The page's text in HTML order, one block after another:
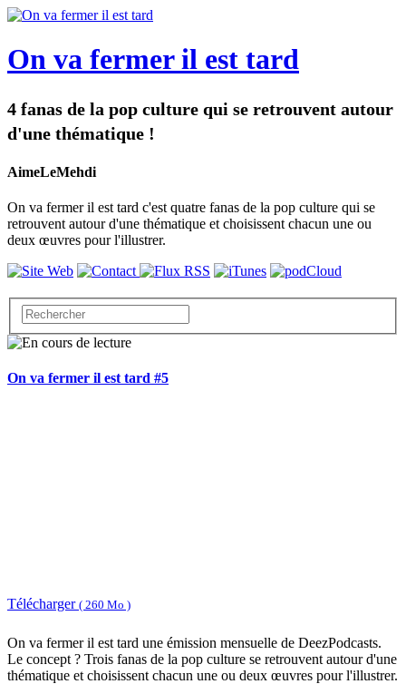
On va fermer il est tard
4 fanas de la pop culture qui se retrouvent autour
d'une thématique !
AimeLeMehdi
On va fermer il est tard c'est quatre fanas de la pop culture qui se
retrouvent autour d'une thématique et choisissent chacun une ou
deux œuvres pour l'illustrer.
On va fermer il est tard #5
Télécharger ( 260 Mo )
On va fermer il est tard une émission mensuelle de DeezPodcasts.
Le concept ? Trois fanas de la pop culture se retrouvent autour d'une
thématique et choisissent chacun une ou deux œuvres pour l'illustrer.